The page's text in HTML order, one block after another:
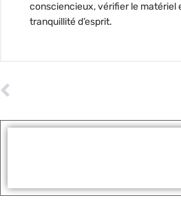
consciencieux, vérifier le matériel
tranquillité d’esprit.